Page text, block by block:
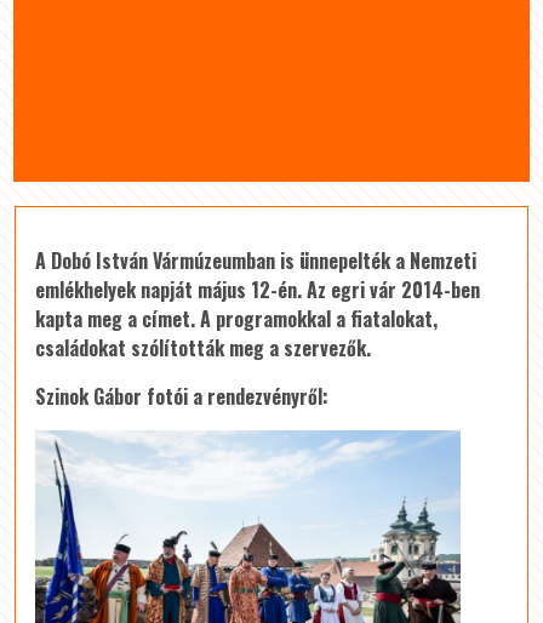
A Dobó István Vármúzeumban is ünnepelték a Nemzeti
emlékhelyek napját május 12-én. Az egri vár 2014-ben
kapta meg a címet. A programokkal a fiatalokat,
családokat szólították meg a szervezők.
Szinok Gábor fotói a rendezvényről: